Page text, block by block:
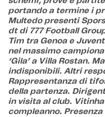
portando a termine i
Multedo presenti
dt di 777 Football
Tim tra Genoa e
nel massimo
‘Gila’ a Villa Rostan.
indisponibili. Altri
Rappresentanza di
della partenza.
in visita al club.
compleanno. Presenza